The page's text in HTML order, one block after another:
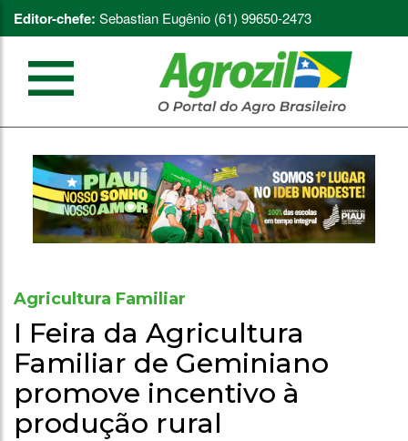
Editor-chefe: Sebastian Eugênio (61) 99650-2473
Agricultura Familiar
I Feira da Agricultura
Familiar de Geminiano
promove incentivo à
produção rural